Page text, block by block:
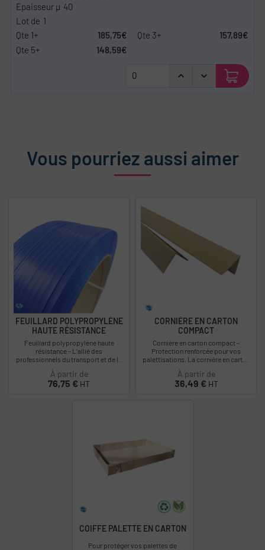
40
1
185,75€
157,89€
148,59€
Vous pourriez aussi aimer
FEUILLARD POLYPROPYLÈNE
HAUTE RÉSISTANCE
Feuillard polypropylène haute
résistance – L’allié des
professionnels du transport et de la
de cerclage...
À partir de
Prix
76,75 € HT
CORNIÈRE EN CARTON
COMPACT
Cornière en carton compact –
Protection renforcée pour vos
palettisations. La cornière en carton
compact est l’accessoire
indispensable pour...
À partir de
Prix
36,49 € HT
COIFFE PALETTE EN CARTON
Pour protéger vos palettes de